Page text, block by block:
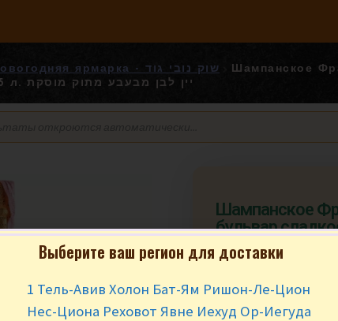
Новогодняя ярмарка - שוק נובי גוד
Шампанское
мускатное 0.75 л. יין לבן מבעבע מתוק מוסקת
Шампанское
бульвар
0.75 л. יין לבן מבעבע מתוק
מוסקת
39.90
Выберите ваш регион для доставки
1 Тель-Авив Холон Бат-Ям Ришон-Ле-Цион
Нес-Циона Реховот Явне Иехуд Ор-Иегуда